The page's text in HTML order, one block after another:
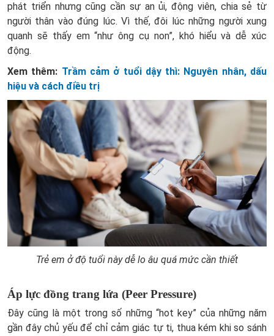
phát triển nhưng cũng cần sự an ủi, động viên, chia sẻ từ
người thân vào đúng lúc. Vì thế, đôi lúc những người xung
quanh sẽ thấy em “như ông cụ non”, khó hiểu và dễ xúc
động.
Xem thêm: Trầm cảm ở tuổi dậy thì: Nguyên nhân, dấu
hiệu và cách điều trị
Trẻ em ở độ tuổi này dễ lo âu quá mức cần thiết
Áp lực đồng trang lứa (Peer Pressure)
Đây cũng là một trong số những “hot key” của những năm
gần đây chủ yếu để chỉ cảm giác tự ti, thua kém khi so sánh